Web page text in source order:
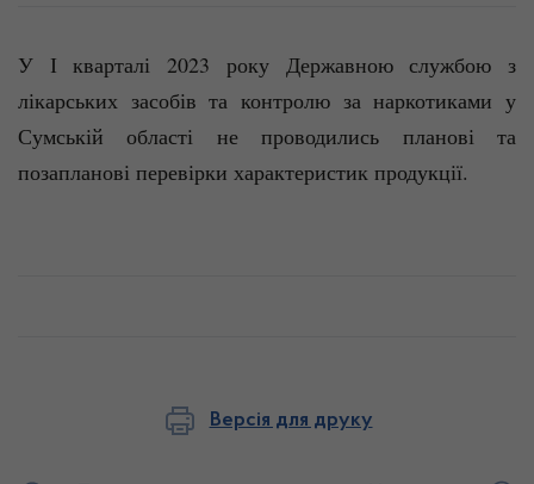
У І кварталі 2023 року Державною службою з
лікарських засобів та контролю за наркотиками у
Сумській області не проводились планові та
позапланові перевірки характеристик продукції.
Версія для друку